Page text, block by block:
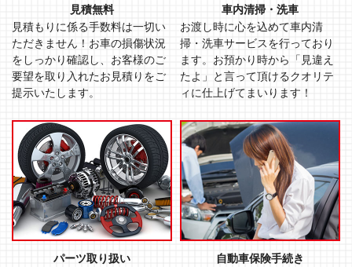
見積無料
見積もりに係る手数料は一切い
ただきません！お車の損傷状況
をしっかり確認し、お客様のご
要望を取り入れたお見積りをご
提示いたします。
車内清掃・洗車
お渡し時に心を込めて車内清
掃・洗車サービスを行っており
ます。お預かり時から「見違え
たよ」と言って頂けるクオリテ
ィに仕上げてまいります！
パーツ取り扱い
自動車保険手続き